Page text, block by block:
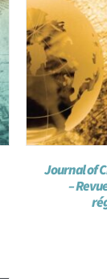
Journal of
–